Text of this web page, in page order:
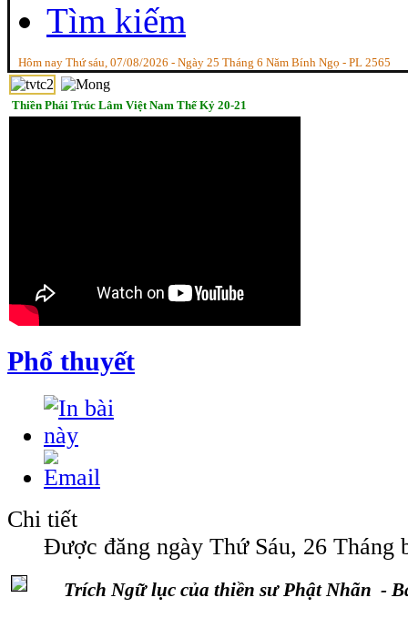
Tìm kiếm
Hôm nay Thứ sáu, 07/08/2026 - Ngày 25 Tháng 6 Năm Bính Ngọ - PL 2565
Thiền Phái Trúc Lâm Việt Nam Thế Kỷ 20-21
Phổ thuyết
Chi tiết
Được đăng ngày Thứ Sáu, 26 Tháng
Trích Ngữ lục của thiền sư Phật Nhãn -